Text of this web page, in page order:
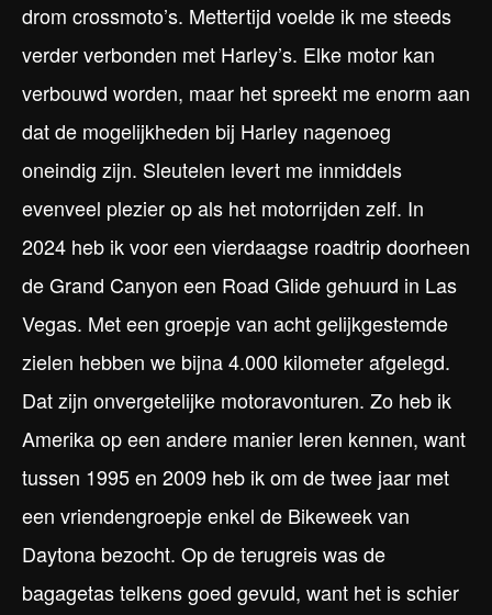
drom crossmoto’s. Mettertijd voelde ik me steeds
verder verbonden met Harley’s. Elke motor kan
verbouwd worden, maar het spreekt me enorm aan
dat de mogelijkheden bij Harley nagenoeg
oneindig zijn. Sleutelen levert me inmiddels
evenveel plezier op als het motorrijden zelf. In
2024 heb ik voor een vierdaagse roadtrip doorheen
de Grand Canyon een Road Glide gehuurd in Las
Vegas. Met een groepje van acht gelijkgestemde
zielen hebben we bijna 4.000 kilometer afgelegd.
Dat zijn onvergetelijke motoravonturen. Zo heb ik
Amerika op een andere manier leren kennen, want
tussen 1995 en 2009 heb ik om de twee jaar met
een vriendengroepje enkel de Bikeweek van
Daytona bezocht. Op de terugreis was de
bagagetas telkens goed gevuld, want het is schier